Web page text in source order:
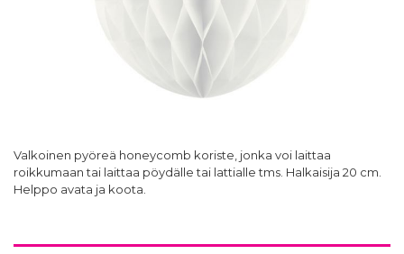
Valkoinen pyöreä honeycomb koriste, jonka voi laittaa
roikkumaan tai laittaa pöydälle tai lattialle tms. Halkaisija 20 cm.
Helppo avata ja koota.